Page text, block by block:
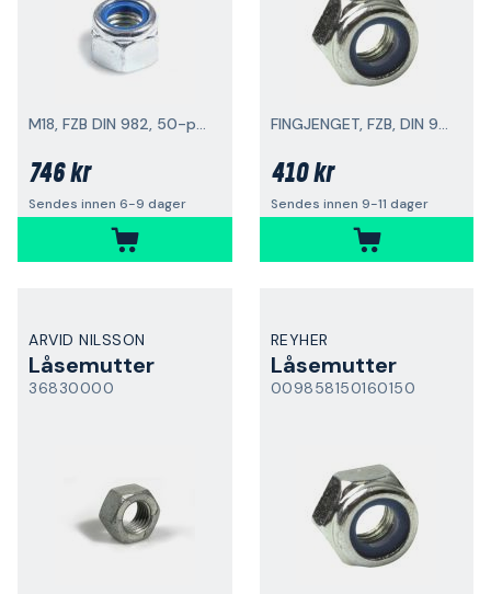
M18, FZB DIN 982, 50-pakning
746 kr
Sendes innen 6-9 dager
FINGJENGET, FZB, DIN 985
410 kr
Sendes innen 9-11 dager
ARVID NILSSON
Låsemutter
36830000
REYHER
Låsemutter
009858150160150